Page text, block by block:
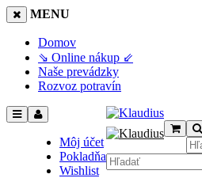
MENU
Domov
⇘ Online nákup ⇙
Naše prevádzky
Rozvoz potravín
Môj účet
Pokladňa
Wishlist